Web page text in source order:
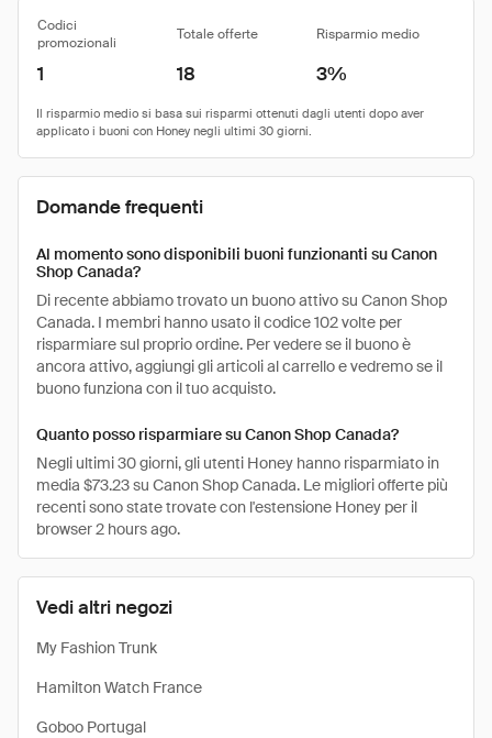
Vedi altri negozi
My Fashion Trunk
Hamilton Watch France
Goboo Portugal
Codici
promozionali
Totale offerte Risparmio medio
1 18 3%
Domande frequenti
Al momento sono disponibili buoni funzionanti su Canon
Shop Canada?
Di recente abbiamo trovato un buono attivo su Canon Shop
Canada. I membri hanno usato il codice 102 volte per
risparmiare sul proprio ordine. Per vedere se il buono è
ancora attivo, aggiungi gli articoli al carrello e vedremo se il
buono funziona con il tuo acquisto.
Quanto posso risparmiare su Canon Shop Canada?
Negli ultimi 30 giorni, gli utenti Honey hanno risparmiato in
media $73.23 su Canon Shop Canada. Le migliori offerte più
recenti sono state trovate con l'estensione Honey per il
browser 2 hours ago.